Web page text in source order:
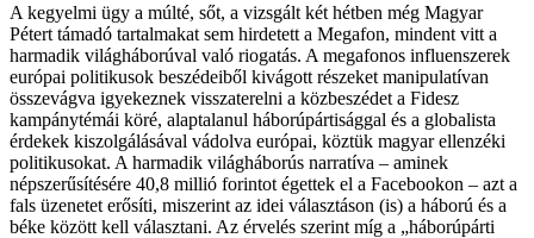
A kegyelmi ügy a múlté, sőt, a vizsgált két hétben még Magyar
Pétert támadó tartalmakat sem hirdetett a Megafon, mindent vitt a
harmadik világháborúval való riogatás. A megafonos influenszerek
európai politikusok beszédeiből kivágott részeket manipulatívan
összevágva igyekeznek visszaterelni a közbeszédet a Fidesz
kampánytémái köré, alaptalanul háborúpártisággal és a globalista
érdekek kiszolgálásával vádolva európai, köztük magyar ellenzéki
politikusokat. A harmadik világháborús narratíva – aminek
népszerűsítésére 40,8 millió forintot égettek el a Facebookon – azt a
fals üzenetet erősíti, miszerint az idei választáson (is) a háború és a
béke között kell választani. Az érvelés szerint míg a „háborúpárti